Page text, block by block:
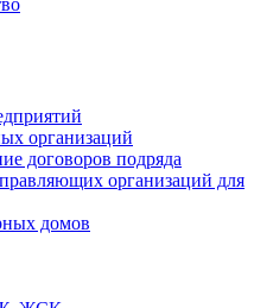
организаций
договоров подряда
организаций для
домов